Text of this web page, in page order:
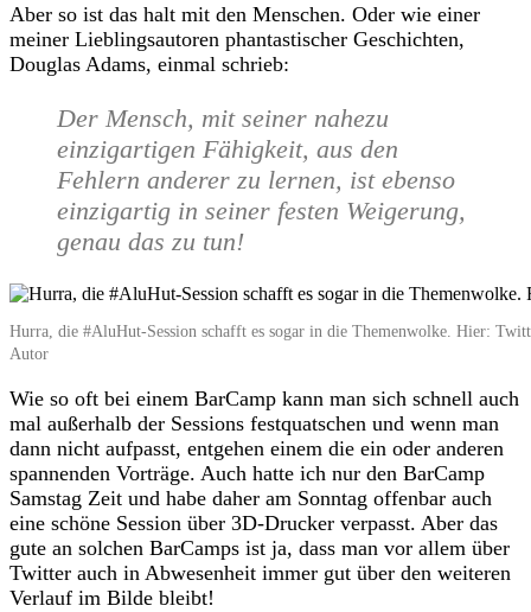
Aber so ist das halt mit den Menschen. Oder wie einer
meiner Lieblingsautoren phantastischer Geschichten,
Douglas Adams, einmal schrieb:
Der Mensch, mit seiner nahezu
einzigartigen Fähigkeit, aus den
Fehlern anderer zu lernen, ist ebenso
einzigartig in seiner festen Weigerung,
genau das zu tun!
Hurra, die #AluHut-Session schafft es sogar in die Themenwolke. Hier:
Autor
Wie so oft bei einem BarCamp kann man sich schnell auch
mal außerhalb der Sessions festquatschen und wenn man
dann nicht aufpasst, entgehen einem die ein oder anderen
spannenden Vorträge. Auch hatte ich nur den BarCamp
Samstag Zeit und habe daher am Sonntag offenbar auch
eine schöne Session über 3D-Drucker verpasst. Aber das
gute an solchen BarCamps ist ja, dass man vor allem über
Twitter auch in Abwesenheit immer gut über den weiteren
Verlauf im Bilde bleibt!